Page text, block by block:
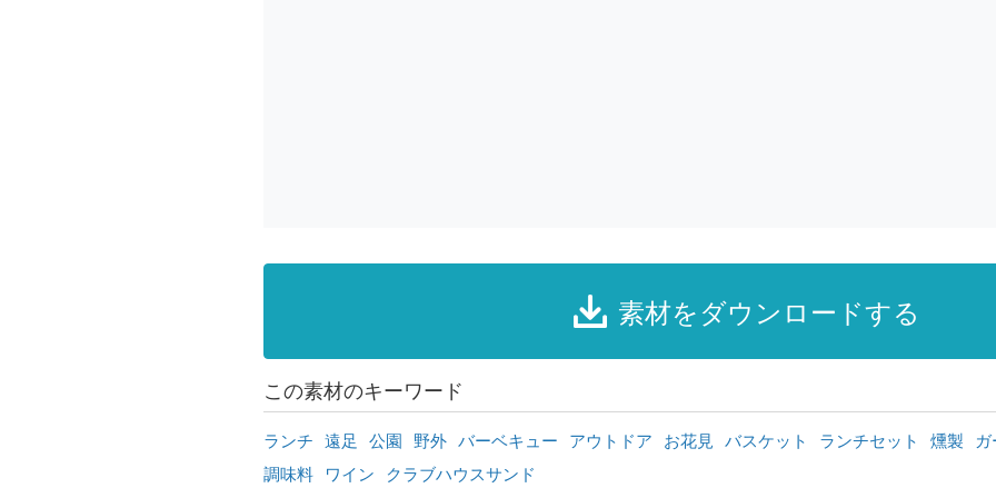
素材をダウンロードする
この素材のキーワード
ランチ 遠足 公園 野外 バーベキュー アウトドア お花見 バスケット ランチセット 燻製
調味料 ワイン クラブハウスサンド